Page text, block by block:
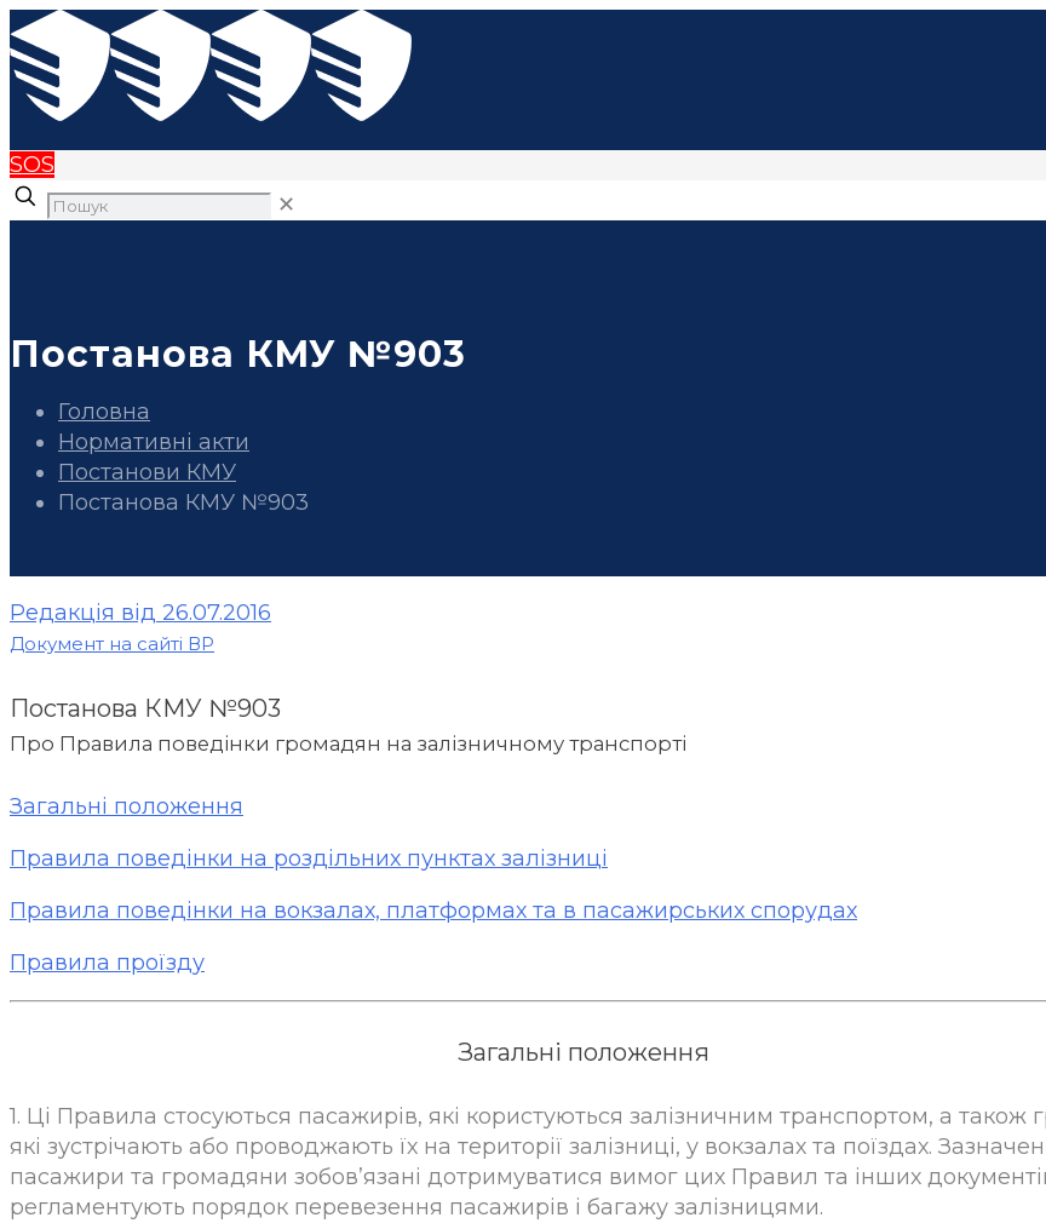
SOS
✕
Постанова КМУ №903
Головна
Нормативні акти
Постанови КМУ
Постанова КМУ №903
Редакція від 26.07.2016
Документ на сайті ВР
Постанова КМУ №903
Про Правила поведінки громадян на залізничному транспорті
Загальні положення
Правила поведінки на роздільних пунктах залізниці
Правила поведінки на вокзалах, платформах та в пасажирських спорудах
Правила проїзду
Загальні положення
1. Ці Правила стосуються пасажирів, які користуються залізничним транспортом, а також
які зустрічають або проводжають їх на території залізниці, у вокзалах та поїздах.
пасажири та громадяни зобов’язані дотримуватися вимог цих Правил та інших
регламентують порядок перевезення пасажирів і багажу залізницями.